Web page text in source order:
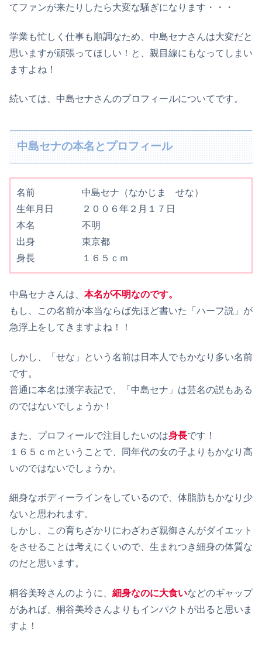
てファンが来たりしたら大変な騒ぎになります・・・
学業も忙しく仕事も順調なため、中島セナさんは大変だと
思いますが頑張ってほしい！と、親目線にもなってしまい
ますよね！
続いては、中島セナさんのプロフィールについてです。
中島セナの本名とプロフィール
名前 中島セナ（なかじま せな）
生年月日 ２００６年２月１７日
本名 不明
出身 東京都
身長 １６５ｃｍ
中島セナさんは、 本名が不明なのです。
もし、この名前が本当ならば先ほど書いた「ハーフ説」が
急浮上をしてきますよね！！
しかし、「せな」という名前は日本人でもかなり多い名前
です。
普通に本名は漢字表記で、「中島セナ」は芸名の説もある
のではないでしょうか！
また、プロフィールで注目したいのは身長です！
１６５ｃｍということで、同年代の女の子よりもかなり高
いのではないでしょうか。
細身なボディーラインをしているので、体脂肪もかなり少
ないと思われます。
しかし、この育ちざかりにわざわざ親御さんがダイエット
をさせることは考えにくいので、生まれつき細身の体質な
のだと思います。
桐谷美玲さんのように、 細身なのに大食いなどのギャップ
があれば、桐谷美玲さんよりもインパクトが出ると思いま
すよ！